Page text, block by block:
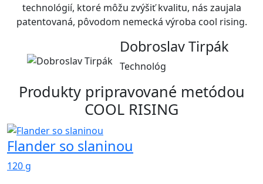
technológií, ktoré môžu zvýšiť kvalitu, nás zaujala
patentovaná, pôvodom nemecká výroba cool rising.
Dobroslav Tirpák
Technológ
Produkty pripravované metódou
COOL RISING
Flander so slaninou
120 g